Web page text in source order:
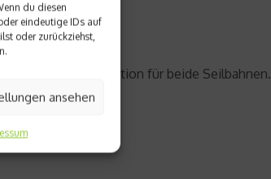
du diesen
eindeutige IDs auf
oder zurückziehst,
ansehen
Einstiegsstation für beide